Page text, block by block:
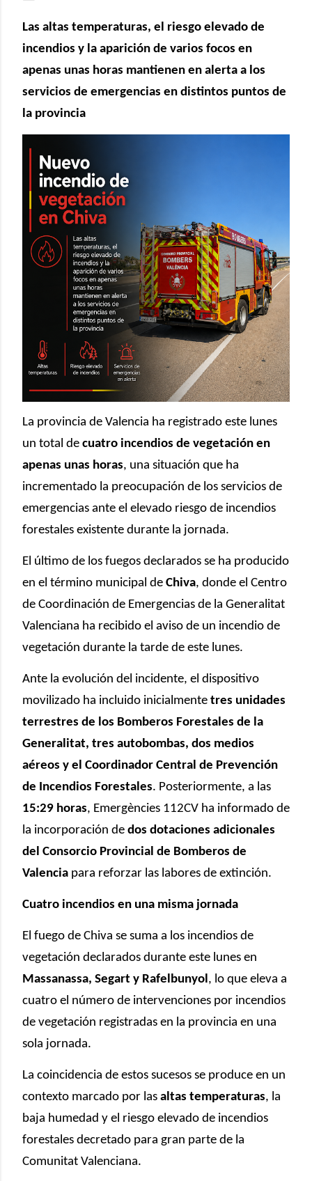
Las altas temperaturas, el riesgo elevado de
incendios y la aparición de varios focos en
apenas unas horas mantienen en alerta a los
servicios de emergencias en distintos puntos de
la provincia
La provincia de Valencia ha registrado este lunes
un total de cuatro incendios de vegetación en
apenas unas horas, una situación que ha
incrementado la preocupación de los servicios de
emergencias ante el elevado riesgo de incendios
forestales existente durante la jornada.
El último de los fuegos declarados se ha producido
en el término municipal de Chiva, donde el Centro
de Coordinación de Emergencias de la Generalitat
Valenciana ha recibido el aviso de un incendio de
vegetación durante la tarde de este lunes.
Ante la evolución del incidente, el dispositivo
movilizado ha incluido inicialmente tres unidades
terrestres de los Bomberos Forestales de la
Generalitat, tres autobombas, dos medios
aéreos y el Coordinador Central de Prevención
de Incendios Forestales. Posteriormente, a las
15:29 horas, Emergències 112CV ha informado de
la incorporación de dos dotaciones adicionales
del Consorcio Provincial de Bomberos de
Valencia para reforzar las labores de extinción.
Cuatro incendios en una misma jornada
El fuego de Chiva se suma a los incendios de
vegetación declarados durante este lunes en
Massanassa, Segart y Rafelbunyol , lo que eleva a
cuatro el número de intervenciones por incendios
de vegetación registradas en la provincia en una
sola jornada.
La coincidencia de estos sucesos se produce en un
contexto marcado por las altas temperaturas, la
baja humedad y el riesgo elevado de incendios
forestales decretado para gran parte de la
Comunitat Valenciana.